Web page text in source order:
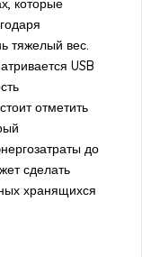
которые
тяжелый вес.
USB
отметить
до
сделать
хранящихся